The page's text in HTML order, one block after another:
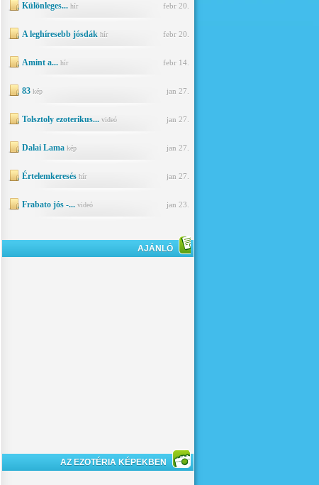
Különleges... hír febr 20.
A leghíresebb jósdák hír febr 20.
Amint a... hír febr 14.
83 kép jan 27.
Tolsztoly ezoterikus... videó jan 27.
Dalai Lama kép jan 27.
Értelemkeresés hír jan 27.
Frabato jós -... videó jan 23.
AJÁNLÓ
AZ EZOTÉRIA KÉPEKBEN